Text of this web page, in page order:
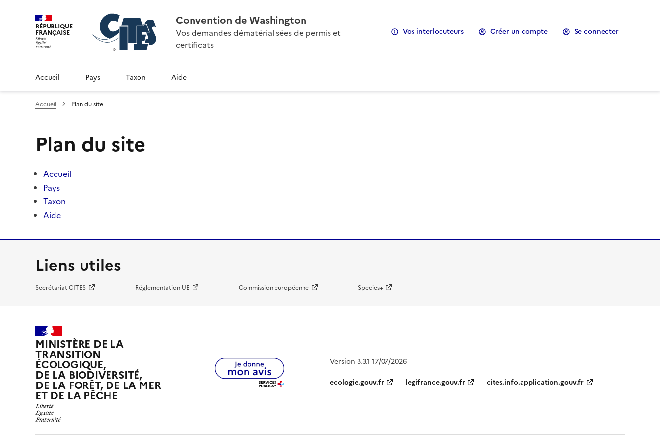
RÉPUBLIQUE
FRANÇAISE
Convention de Washington
Vos demandes dématérialisées de permis et
certificats
Vos interlocuteurs Créer un compte Se connecter
Accueil Pays Taxon Aide
Accueil Plan du site
Plan du site
Accueil
Pays
Taxon
Aide
Liens utiles
Secrétariat CITES Réglementation UE Commission européenne Species+
MINISTÈRE DE LA
TRANSITION
ÉCOLOGIQUE,
DE LA BIODIVERSITÉ,
DE LA FORÊT, DE LA MER
ET DE LA PÊCHE
Version 3.3.1 17/07/2026
ecologie.gouv.fr
legifrance.gouv.fr cites.info.application.gouv.fr